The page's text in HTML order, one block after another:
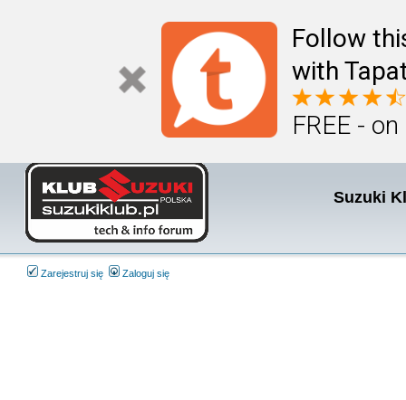
Follow
with
FREE -
Suzuki
Zarejestruj się Zaloguj się